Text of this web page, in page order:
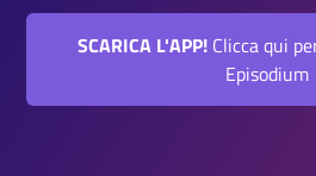
SCARICA L'APP!Clicca qui
Episodium